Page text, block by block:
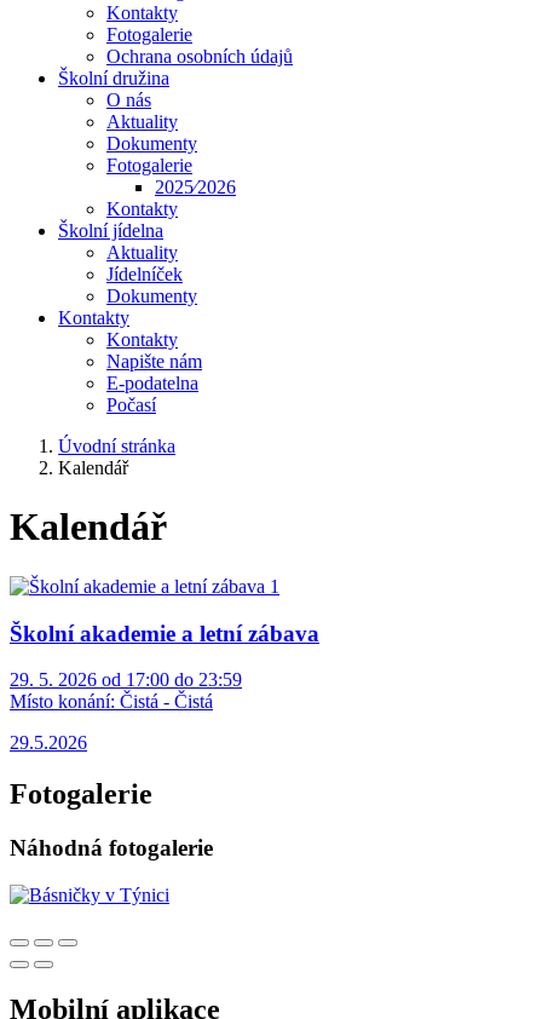
Kontakty
Fotogalerie
Ochrana osobních údajů
Školní družina
O nás
Aktuality
Dokumenty
Fotogalerie
2025⁄2026
Kontakty
Školní jídelna
Aktuality
Jídelníček
Dokumenty
Kontakty
Kontakty
Napište nám
E-podatelna
Počasí
Úvodní stránka
Kalendář
Kalendář
Školní akademie a letní zábava
29. 5. 2026 od 17:00 do 23:59
Místo konání: Čistá - Čistá
29.5.2026
Fotogalerie
Náhodná fotogalerie
Mobilní aplikace